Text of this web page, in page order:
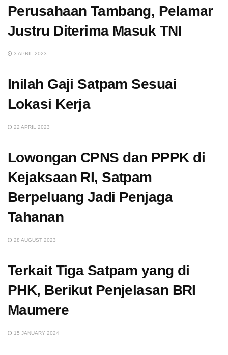
Perusahaan Tambang, Pelamar
Justru Diterima Masuk TNI
3 APRIL 2023
Inilah Gaji Satpam Sesuai
Lokasi Kerja
22 APRIL 2023
Lowongan CPNS dan PPPK di
Kejaksaan RI, Satpam
Berpeluang Jadi Penjaga
Tahanan
28 AUGUST 2023
Terkait Tiga Satpam yang di
PHK, Berikut Penjelasan BRI
Maumere
15 JANUARY 2024